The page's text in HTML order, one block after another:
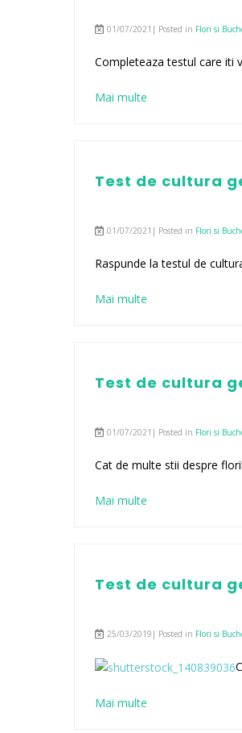
01/07/2021| Posted in Flori si
Completeaza testul care iti
Mai multe
Test de cultura
01/07/2021| Posted in Flori si
Raspunde la testul de
Mai multe
Test de cultura
01/07/2021| Posted in Flori si
Cat de multe stii despre
Mai multe
Test de cultura
25/03/2019| Posted in Flori si
Mai multe